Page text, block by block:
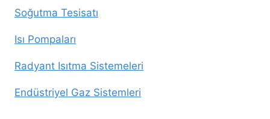
Soğutma Tesisatı
Isı Pompaları
Radyant Isıtma Sistemeleri
Endüstriyel Gaz Sistemleri